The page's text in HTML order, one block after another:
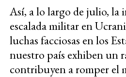
Así, a lo largo de julio, la
escalada militar en
luchas facciosas en los
nuestro país exhiben un
contribuyen a romper el